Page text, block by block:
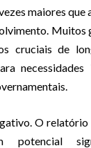
maiores que
Muitos
cruciais de
necessidades
O relatório
potencial